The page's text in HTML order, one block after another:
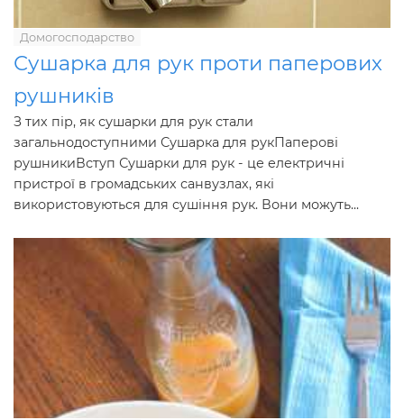
Домогосподарство
Сушарка для рук проти паперових
рушників
З тих пір, як сушарки для рук стали
загальнодоступними Сушарка для рукПаперові
рушникиВступ Сушарки для рук - це електричні
пристрої в громадських санвузлах, які
використовуються для сушіння рук. Вони можуть...